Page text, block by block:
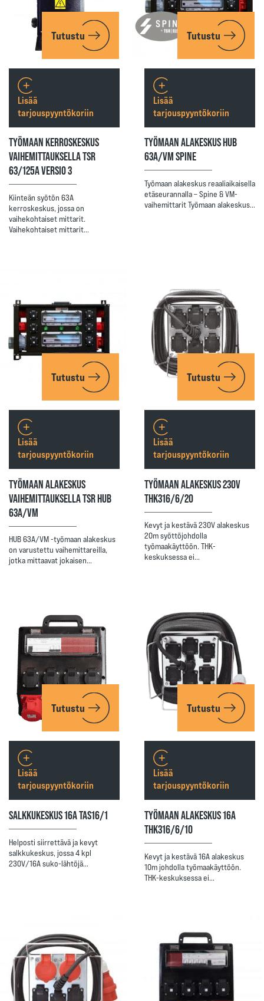
Tutustu
TYÖMAAN KERROSKESKUS
VAIHEMITTAUKSELLA TSR
63/125A VERSIO 3
Kiinteän syötön 63A
kerroskeskus, jossa on
vaihekohtaiset mittarit.
Vaihekohtaiset mittarit…
Lisää
tarjouspyyntökoriin
Tutustu
TYÖMAAN ALAKESKUS HUB
63A/VM SPINE
Työmaan alakeskus reaaliaikaisella
etäseurannalla – Spine & VM-
vaihemittarit Työmaan alakeskus…
Lisää
tarjouspyyntökoriin
Tutustu
TYÖMAAN ALAKESKUS
VAIHEMITTAUKSELLA TSR HUB
63A/VM
HUB 63A/VM -työmaan alakeskus
on varustettu vaihemittareilla,
jotka mittaavat jokaisen…
Lisää
tarjouspyyntökoriin
Tutustu
TYÖMAAN ALAKESKUS 230V
THK316/6/20
Kevyt ja kestävä 230V alakeskus
20m syöttöjohdolla
työmaakäyttöön. THK-
keskuksessa ei…
Lisää
tarjouspyyntökoriin
Tutustu
SALKKUKESKUS 16A TAS16/1
Helposti siirrettävä ja kevyt
salkkukeskus, jossa 4 kpl
230V/16A suko-lähtöjä…
Lisää
tarjouspyyntökoriin
Tutustu
TYÖMAAN ALAKESKUS 16A
THK316/6/10
Kevyt ja kestävä 16A alakeskus
10m johdolla työmaakäyttöön.
THK-keskuksessa ei…
Lisää
tarjouspyyntökoriin